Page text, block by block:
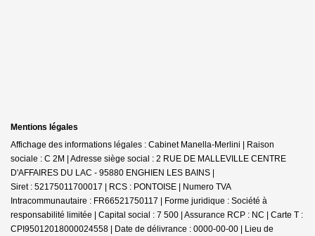
Mentions légales
Affichage des informations légales : Cabinet Manella-Merlini | Raison
sociale : C 2M | Adresse siège social : 2 RUE DE MALLEVILLE CENTRE
D'AFFAIRES DU LAC - 95880 ENGHIEN LES BAINS |
Siret : 52175011700017 | RCS : PONTOISE | Numero TVA
Intracommunautaire : FR66521750117 | Forme juridique : Société à
responsabilité limitée | Capital social : 7 500 | Assurance RCP : NC | Carte T :
CPI95012018000024558 | Date de délivrance : 0000-00-00 | Lieu de